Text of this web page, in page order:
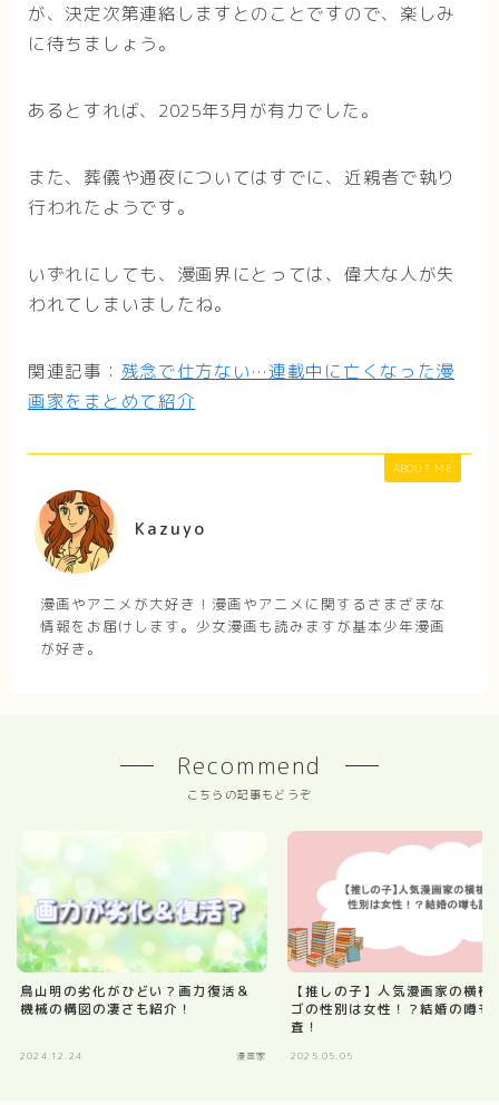
が、決定次第連絡しますとのことですので、楽しみ
に待ちましょう。
あるとすれば、2025年3月が有力でした。
また、葬儀や通夜についてはすでに、近親者で執り
行われたようです。
いずれにしても、漫画界にとっては、偉大な人が失
われてしまいましたね。
関連記事： 残念で仕方ない…連載中に亡くなった漫
画家をまとめて紹介
ABOUT ME
Kazuyo
漫画やアニメが大好き！漫画やアニメに関するさまざまな
情報をお届けします。少女漫画も読みますが基本少年漫画
が好き。
Recommend
こちらの記事もどうぞ
鳥山明の劣化がひどい？画力復活＆
機械の構図の凄さも紹介！
2024.12.24 漫画家
【推しの子】人気漫画家の横槍
ゴの性別は女性！？結婚の噂も
査！
2025.05.05